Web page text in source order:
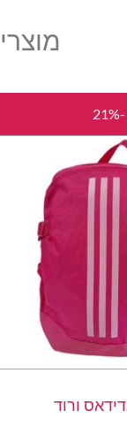
-21%
ורוד
המקורי
היה:
₪240.00.
הוא: